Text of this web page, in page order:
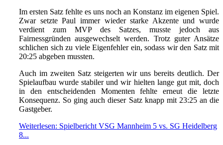
Im ersten Satz fehlte es uns noch an Konstanz im eigenen Spiel.
Zwar setzte Paul immer wieder starke Akzente und wurde
verdient zum MVP des Satzes, musste jedoch aus
Fairnessgründen ausgewechselt werden. Trotz guter Ansätze
schlichen sich zu viele Eigenfehler ein, sodass wir den Satz mit
20:25 abgeben mussten.
Auch im zweiten Satz steigerten wir uns bereits deutlich. Der
Spielaufbau wurde stabiler und wir hielten lange gut mit, doch
in den entscheidenden Momenten fehlte erneut die letzte
Konsequenz. So ging auch dieser Satz knapp mit 23:25 an die
Gastgeber.
Weiterlesen: Spielbericht VSG Mannheim 5 vs. SG Heidelberg
8...